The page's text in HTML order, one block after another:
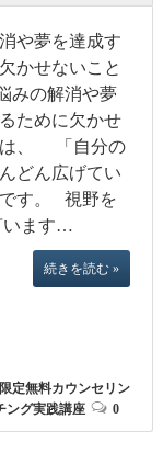
や夢を達成す
かせないこと
みの解消や夢
ために欠かせ
は、 「自分の
どん広げてい
す。 視野を
います…
続きを読む »
定無料カウンセリン
ング実践講座 0